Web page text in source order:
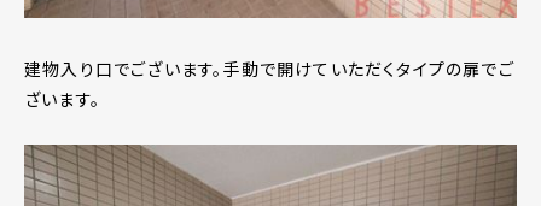
建物入り口でございます。手動で開けていただくタイプの扉でご
ざいます。